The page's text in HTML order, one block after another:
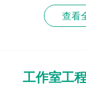
查看
工作室工